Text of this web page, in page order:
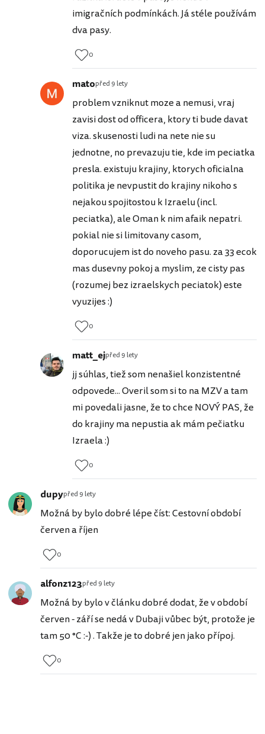
imigračních podmínkách. Já stéle používám
dva pasy.
0
matopřed 9 lety
problem vzniknut moze a nemusi, vraj
zavisi dost od officera, ktory ti bude davat
viza. skusenosti ludi na nete nie su
jednotne, no prevazuju tie, kde im peciatka
presla. existuju krajiny, ktorych oficialna
politika je nevpustit do krajiny nikoho s
nejakou spojitostou k Izraelu (incl.
peciatka), ale Oman k nim afaik nepatri.
pokial nie si limitovany casom,
doporucujem ist do noveho pasu. za 33 ecok
mas dusevny pokoj a myslim, ze cisty pas
(rozumej bez izraelskych peciatok) este
vyuzijes :)
0
matt_ejpřed 9 lety
jj súhlas, tiež som nenašiel konzistentné
odpovede... Overil som si to na MZV a tam
mi povedali jasne, že to chce NOVÝ PAS, že
do krajiny ma nepustia ak mám pečiatku
Izraela :)
0
dupypřed 9 lety
Možná by bylo dobré lépe číst: Cestovní období
červen a říjen
0
alfonz123před 9 lety
Možná by bylo v článku dobré dodat, že v období
červen - září se nedá v Dubaji vůbec být, protože je
tam 50 °C :-) . Takže je to dobré jen jako přípoj.
0